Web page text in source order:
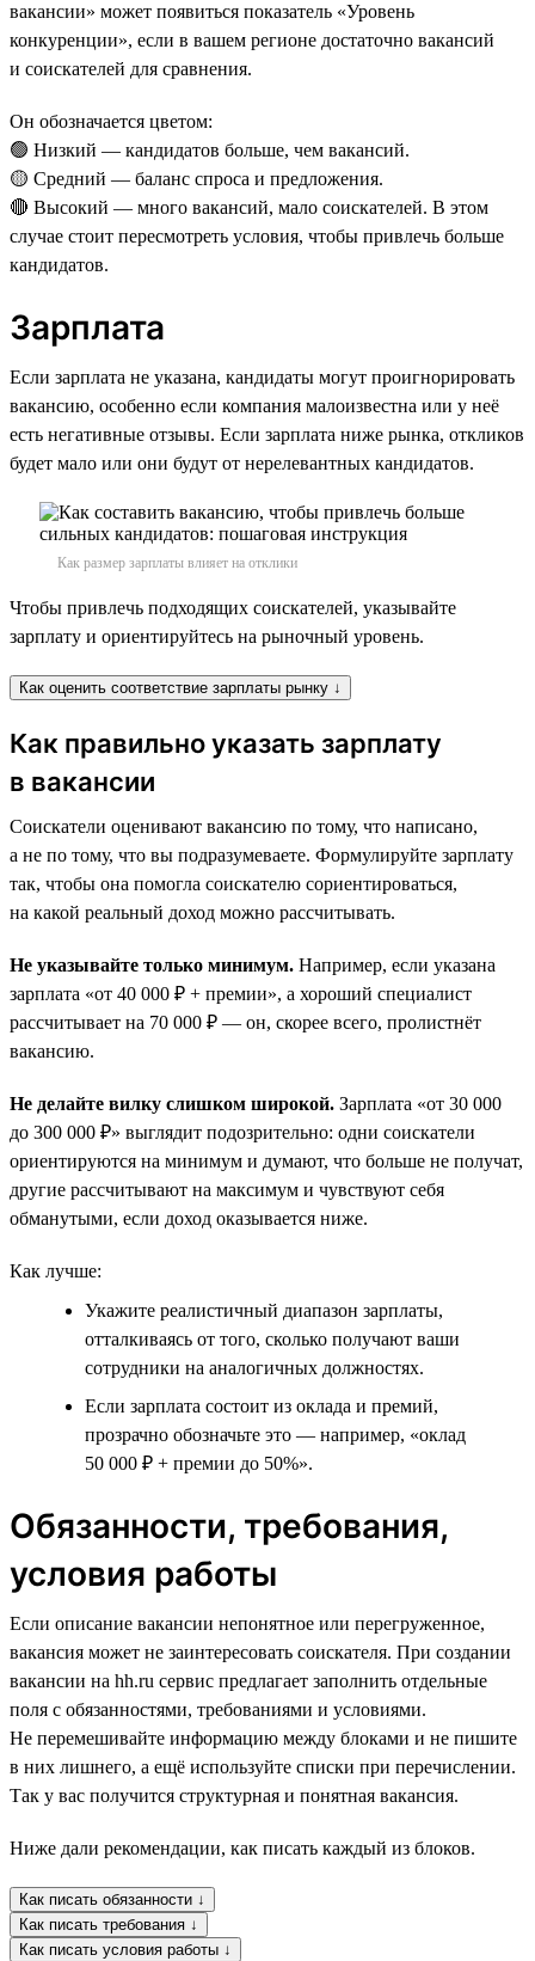
вакансии» может появиться показатель «Уровень
конкуренции», если в вашем регионе достаточно вакансий
и соискателей для сравнения.
Он обозначается цветом:
🟢 Низкий — кандидатов больше, чем вакансий.
🟡 Средний — баланс спроса и предложения.
🔴 Высокий — много вакансий, мало соискателей. В этом
случае стоит пересмотреть условия, чтобы привлечь больше
кандидатов.
Зарплата
Если зарплата не указана, кандидаты могут проигнорировать
вакансию, особенно если компания малоизвестна или у неё
есть негативные отзывы. Если зарплата ниже рынка, откликов
будет мало или они будут от нерелевантных кандидатов.
Как размер зарплаты влияет на отклики
Чтобы привлечь подходящих соискателей, указывайте
зарплату и ориентируйтесь на рыночный уровень.
Как оценить соответствие зарплаты рынку ↓
Как правильно указать зарплату
в вакансии
Соискатели оценивают вакансию по тому, что написано,
а не по тому, что вы подразумеваете. Формулируйте зарплату
так, чтобы она помогла соискателю сориентироваться,
на какой реальный доход можно рассчитывать.
Не указывайте только минимум. Например, если указана
зарплата «от 40 000 ₽ + премии», а хороший специалист
рассчитывает на 70 000 ₽ — он, скорее всего, пролистнёт
вакансию.
Не делайте вилку слишком широкой. Зарплата «от 30 000
до 300 000 ₽» выглядит подозрительно: одни соискатели
ориентируются на минимум и думают, что больше не получат,
другие рассчитывают на максимум и чувствуют себя
обманутыми, если доход оказывается ниже.
Как лучше:
Укажите реалистичный диапазон зарплаты,
отталкиваясь от того, сколько получают ваши
сотрудники на аналогичных должностях.
Если зарплата состоит из оклада и премий,
прозрачно обозначьте это — например, «оклад
50 000 ₽ + премии до 50%».
Обязанности, требования,
условия работы
Если описание вакансии непонятное или перегруженное,
вакансия может не заинтересовать соискателя. При создании
вакансии на hh.ru сервис предлагает заполнить отдельные
поля с обязанностями, требованиями и условиями.
Не перемешивайте информацию между блоками и не пишите
в них лишнего, а ещё используйте списки при перечислении.
Так у вас получится структурная и понятная вакансия.
Ниже дали рекомендации, как писать каждый из блоков.
Как писать обязанности ↓
Как писать требования ↓
Как писать условия работы ↓